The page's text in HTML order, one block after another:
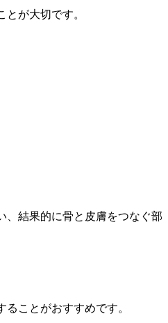
が大切です。
、結果的に骨と皮膚をつなぐ部
ことがおすすめです。